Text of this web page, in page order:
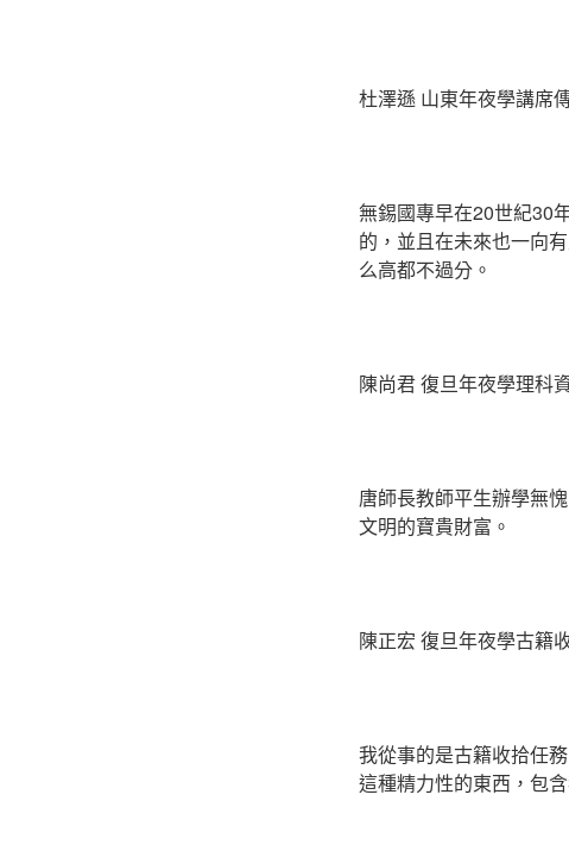
杜澤遜 山東年夜學講席
無錫國專早在20世紀30
的，並且在未來也一向
么高都不過分。
陳尚君 復旦年夜學理科
唐師長教師平生辦學無
文明的寶貴財富。
陳正宏 復旦年夜學古籍
我從事的是古籍收拾任
這種精力性的東西，包